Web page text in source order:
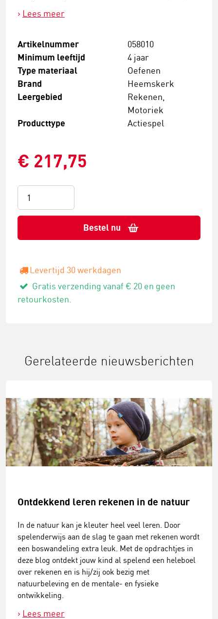
Lees meer
Artikelnummer 058010
Minimum leeftijd 4 jaar
Type materiaal Oefenen
Brand Heemskerk
Leergebied
Rekenen,
Motoriek
Producttype Actiespel
€ 217,75
Bestel nu
Levertijd 30 werkdagen
Gratis verzending vanaf € 20 en geen
retourkosten.
Gerelateerde nieuwsberichten
Ontdekkend leren rekenen in de natuur
In de natuur kan je kleuter heel veel leren. Door
spelenderwijs aan de slag te gaan met rekenen wordt
een boswandeling extra leuk. Met de opdrachtjes in
deze blog ontdekt jouw kind al spelend een heleboel
over rekenen en is hij/zij ook bezig met
natuurbeleving en de mentale- en fysieke
ontwikkeling.
Lees meer